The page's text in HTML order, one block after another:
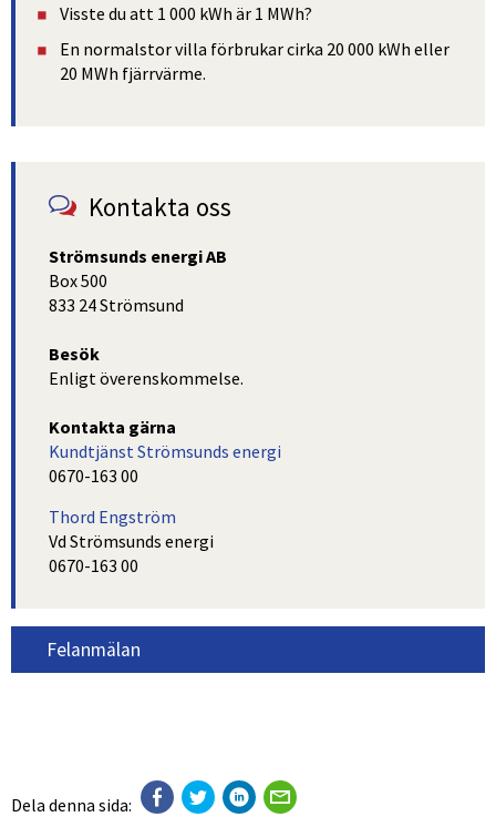
Visste du att 1 000 kWh är 1 MWh?
En normalstor villa förbrukar cirka 20 000 kWh eller
20 MWh fjärrvärme.
Kontakta oss
Strömsunds energi AB
Box 500
833 24 Strömsund
Besök
Enligt överenskommelse.
Kontakta gärna
Kundtjänst Strömsunds energi
0670-163 00
Thord Engström
Vd Strömsunds energi
0670-163 00
Felanmälan
Dela denna sida: